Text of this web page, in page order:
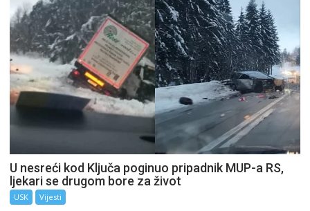
U nesreći kod Ključa poginuo pripadnik MUP-a RS,
ljekari se drugom bore za život
USK Vijesti